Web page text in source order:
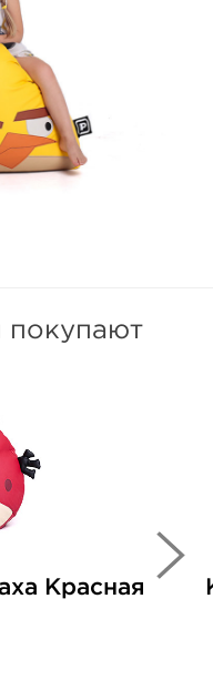
покупают
Красная